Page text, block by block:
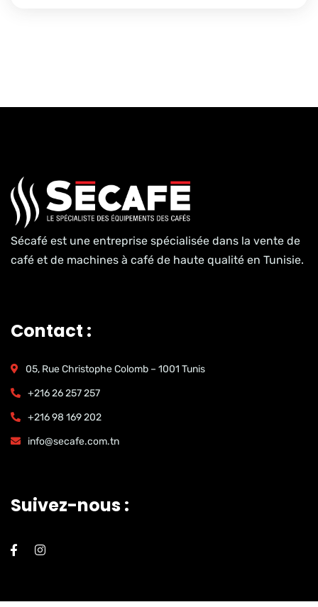
Sécafé est une entreprise spécialisée dans la vente de
café et de machines à café de haute qualité en Tunisie.
Contact :
05, Rue Christophe Colomb – 1001 Tunis
+216 26 257 257
+216 98 169 202
info@secafe.com.tn
Suivez-nous :